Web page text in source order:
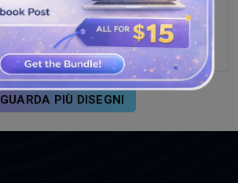
GUARDA PIÙ DISEGNI